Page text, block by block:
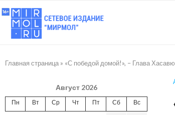
Главная страница » «С победой домой!», – Глава
Август 2026
Пн Вт Ср Чт Пт Сб Вс